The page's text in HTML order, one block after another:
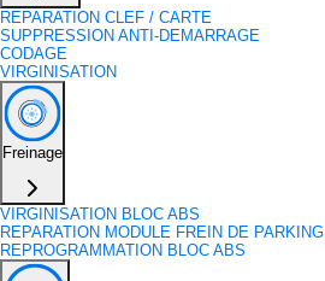
REPARATION CLEF / CARTE
SUPPRESSION ANTI-DEMARRAGE
CODAGE
VIRGINISATION
Freinage
VIRGINISATION BLOC ABS
REPARATION MODULE FREIN DE PARKING
REPROGRAMMATION BLOC ABS